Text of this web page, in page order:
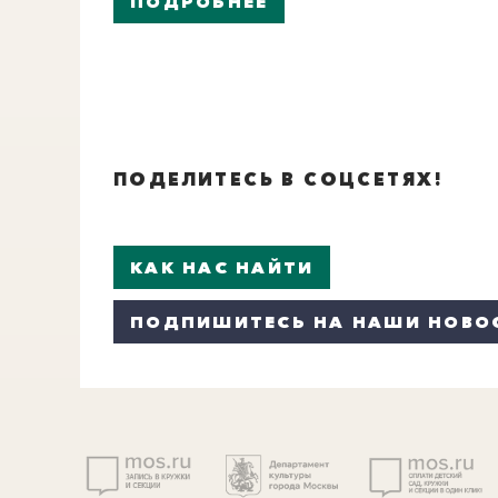
ПОДЕЛИТЕСЬ В СОЦСЕТЯХ!
КАК НАС НАЙТИ
ПОДПИШИТЕСЬ НА НАШИ